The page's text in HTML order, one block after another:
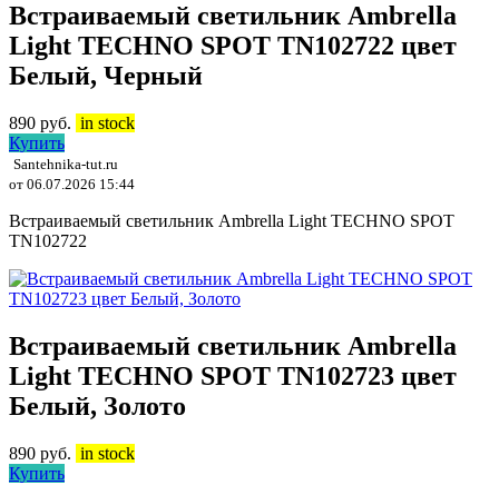
Встраиваемый светильник Ambrella
Light TECHNO SPOT TN102722 цвет
Белый, Черный
890 руб. in stock
Купить
Santehnika-tut.ru
от 06.07.2026 15:44
Встраиваемый светильник Ambrella Light TECHNO SPOT
TN102722
Встраиваемый светильник Ambrella
Light TECHNO SPOT TN102723 цвет
Белый, Золото
890 руб. in stock
Купить